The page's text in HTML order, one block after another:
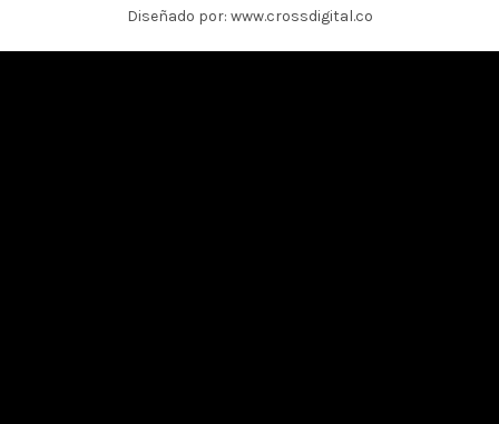
Diseñado por: www.crossdigital.co